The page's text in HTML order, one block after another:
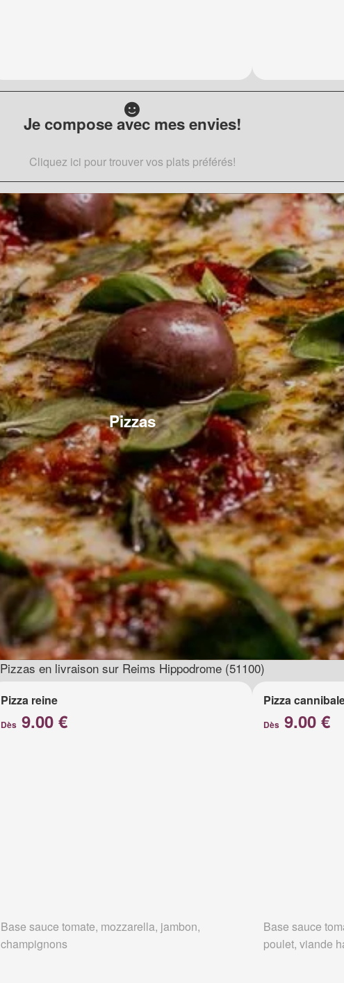
Je compose avec mes envies!
Cliquez ici pour trouver vos plats préférés!
Pizzas
Pizzas en livraison sur Reims Hippodrome (51100)
Pizza reine
Dès9.00 €
Base sauce tomate, mozzarella, jambon,
champignons
Pizza
Dès 9.00 €
Base sauce
poulet, viande